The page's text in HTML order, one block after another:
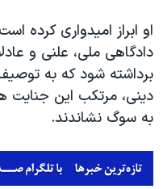
او ابراز امیدواری کرده
دادگاهی ملی، علنی و
برداشته شود که به
دینی، مرتكب اين جنايت
به سوگ نشاندند.